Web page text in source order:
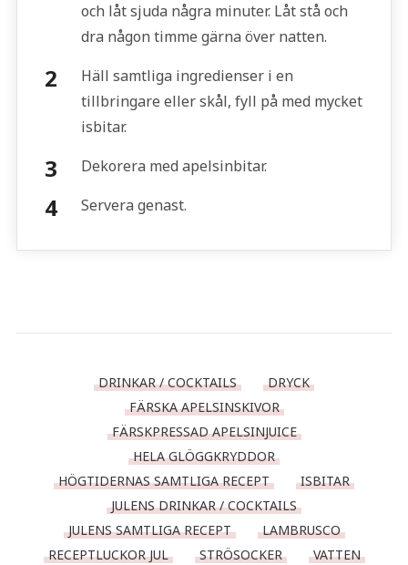
och låt sjuda några minuter. Låt stå och
dra någon timme gärna över natten.
Häll samtliga ingredienser i en
tillbringare eller skål, fyll på med mycket
isbitar.
Dekorera med apelsinbitar.
Servera genast.
DRINKAR / COCKTAILS
DRYCK
FÄRSKA APELSINSKIVOR
FÄRSKPRESSAD APELSINJUICE
HELA GLÖGGKRYDDOR
HÖGTIDERNAS SAMTLIGA RECEPT
ISBITAR
JULENS DRINKAR / COCKTAILS
JULENS SAMTLIGA RECEPT
LAMBRUSCO
RECEPTLUCKOR JUL
STRÖSOCKER VATTEN